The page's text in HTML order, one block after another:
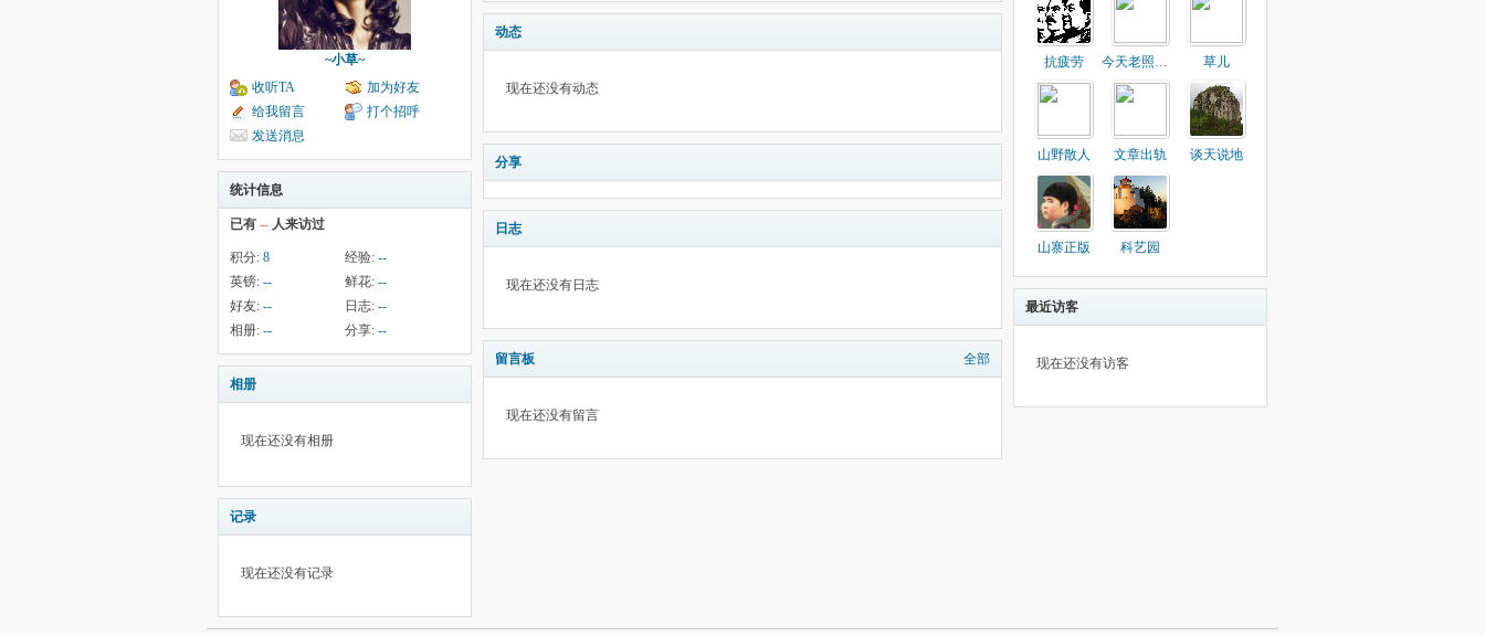
~小草~
收听TA
加为好友
给我留言
打个招呼
发送消息
统计信息
已有 -- 人来访过
积分: 8 经验: --
英镑: -- 鲜花: --
好友: -- 日志: --
相册: -- 分享: --
相册
现在还没有相册
记录
现在还没有记录
动态
现在还没有动态
分享
日志
现在还没有日志
留言板 全部
现在还没有留言
抗疲劳 今天老照片修复 草儿
山野散人 文章出轨 谈天说地
山寨正版 科艺园
最近访客
现在还没有访客